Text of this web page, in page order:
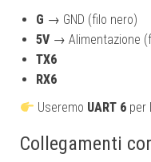
G → GND (filo nero)
5V → Alimentazione
TX6
RX6
Useremo UART 6 per
Collegamenti